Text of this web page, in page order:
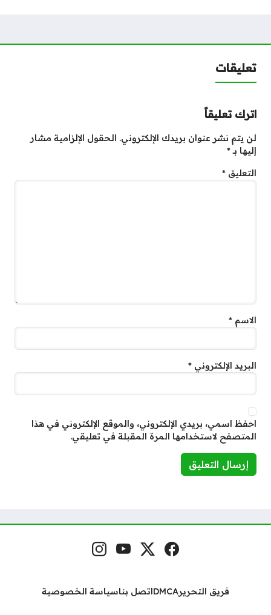
تعليقات
اترك تعليقاً
لن يتم نشر عنوان بريدك الإلكتروني. الحقول الإلزامية مشار
إليها بـ*
التعليق *
الاسم *
البريد الإلكتروني *
احفظ اسمي، بريدي الإلكتروني، والموقع الإلكتروني في هذا
المتصفح لاستخدامها المرة المقبلة في تعليقي.
مواقع التواصل فيسبوكمنصة إكس
يوتيوبإنستغرام
فريق التحريرDMCAاتصل بناسياسة الخصوصية